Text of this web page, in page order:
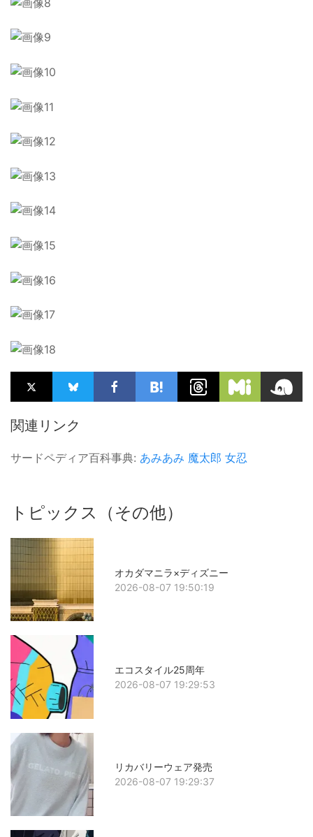
関連リンク
サードペディア百科事典: あみあみ 魔太郎 女忍
トピックス（その他）
オカダマニラ×ディズニー
2026-08-07 19:50:19
エコスタイル25周年
2026-08-07 19:29:53
リカバリーウェア発売
2026-08-07 19:29:37